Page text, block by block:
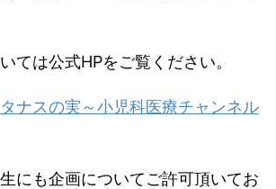
ては公式HPをご覧ください。
ナスの実～小児科医療チャンネル
にも企画についてご許可頂いてお